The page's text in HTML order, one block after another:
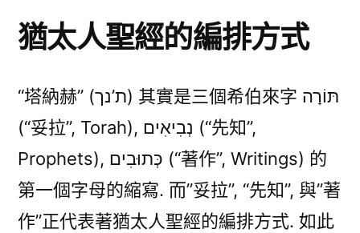
猶太人聖經的編排方式
“塔納赫” (ת’נך) 其實是三個希伯來字 תּוֹרָה
(“妥拉”, Torah), נְבִיאִים (“先知”,
Prophets), כְּתוּבִים (“著作”, Writings) 的
第一個字母的縮寫. 而”妥拉”, “先知”, 與”著
作”正代表著猶太人聖經的編排方式. 如此